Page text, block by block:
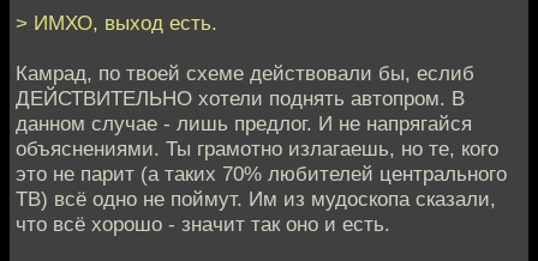
> ИМХО, выход есть.
Камрад, по твоей схеме действовали бы, еслиб
ДЕЙСТВИТЕЛЬНО хотели поднять автопром. В
данном случае - лишь предлог. И не напрягайся
объяснениями. Ты грамотно излагаешь, но те, кого
это не парит (а таких 70% любителей центрального
ТВ) всё одно не поймут. Им из мудоскопа сказали,
что всё хорошо - значит так оно и есть.